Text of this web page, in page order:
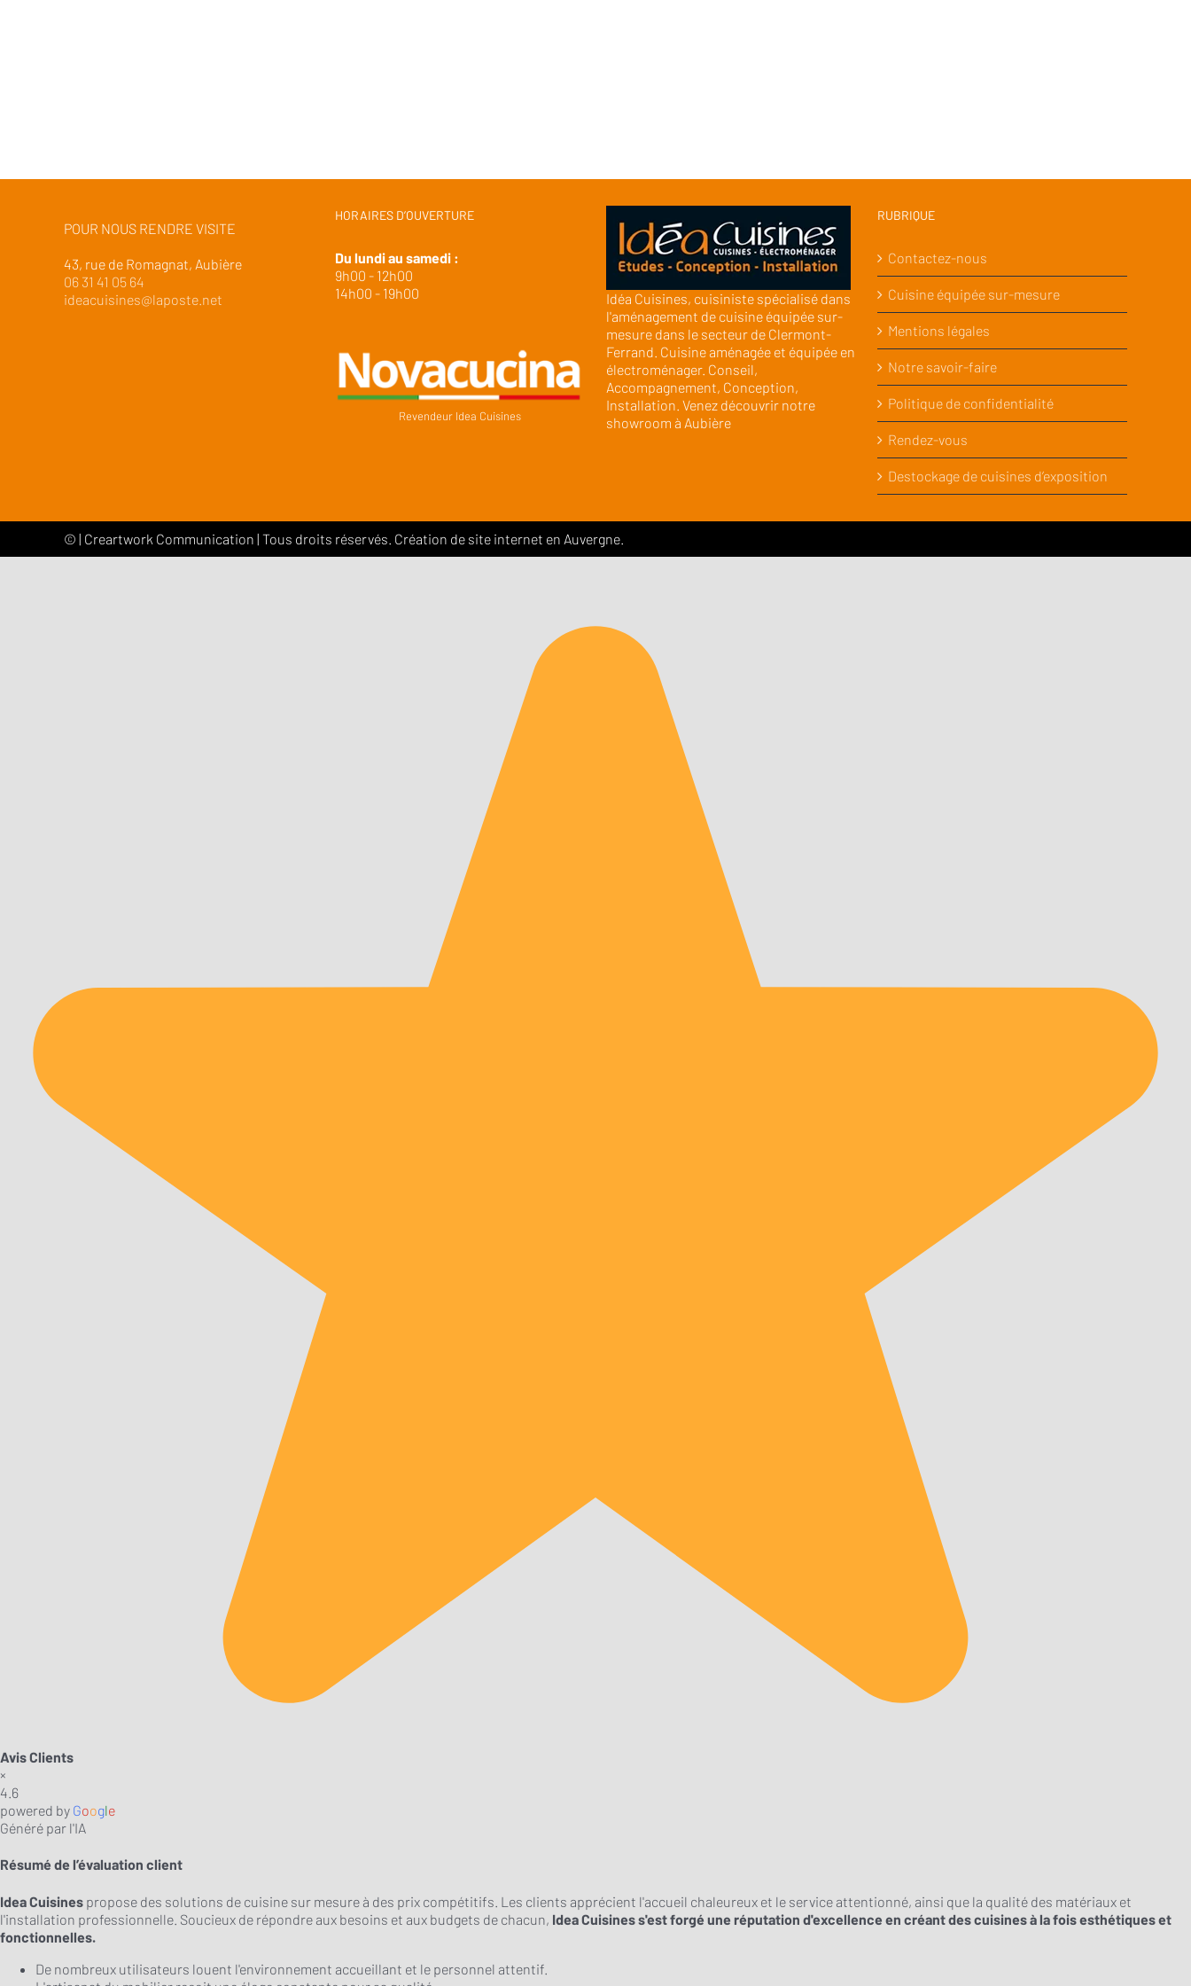
POUR NOUS RENDRE VISITE
43, rue de Romagnat, Aubière
06 31 41 05 64
ideacuisines@laposte.net
HORAIRES D’OUVERTURE
Du lundi au samedi :
9h00 - 12h00
14h00 - 19h00
Revendeur Idea Cuisines
Idéa Cuisines, cuisiniste spécialisé dans
l'aménagement de cuisine équipée sur-
mesure dans le secteur de Clermont-
Ferrand. Cuisine aménagée et équipée en
électroménager. Conseil,
Accompagnement, Conception,
Installation. Venez découvrir notre
showroom à Aubière
RUBRIQUE
Contactez-nous
Cuisine équipée sur-mesure
Mentions légales
Notre savoir-faire
Politique de confidentialité
Rendez-vous
Destockage de cuisines d’exposition
© | Creartwork Communication | Tous droits réservés. Création de site internet en Auvergne.
Avis Clients
×
4.6
powered by Google
Généré par l'IA
Résumé de l’évaluation client
Idea Cuisines propose des solutions de cuisine sur mesure à des prix compétitifs. Les clients apprécient l'accueil chaleureux et le service attentionné, ainsi que la qualité des matériaux et
l'installation professionnelle. Soucieux de répondre aux besoins et aux budgets de chacun, Idea Cuisines s'est forgé une réputation d'excellence en créant des cuisines à la fois esthétiques et
fonctionnelles.
De nombreux utilisateurs louent l'environnement accueillant et le personnel attentif.